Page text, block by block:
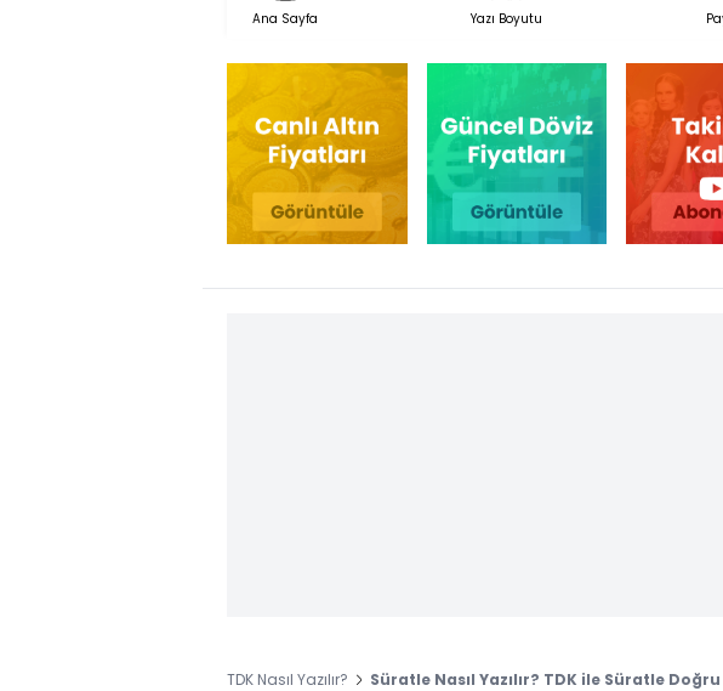
Ana Sayfa Yazı Boyutu
TDK Nasıl Yazılır? Süratle Nasıl Yazılır? TDK ile Süratle Doğru